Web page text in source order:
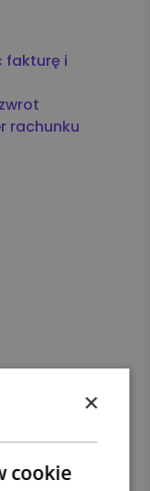
fakturę i
rachunku
×
cookie